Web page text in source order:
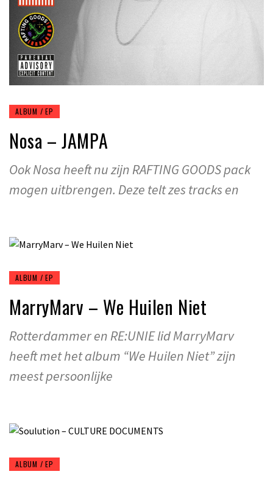
ALBUM / EP
Nosa – JAMPA
Ook Nosa heeft nu zijn RAFTING GOODS pack
mogen uitbrengen. Deze telt zes tracks en
ALBUM / EP
MarryMarv – We Huilen Niet
Rotterdammer en RE:UNIE lid MarryMarv
heeft met het album “We Huilen Niet” zijn
meest persoonlijke
ALBUM / EP